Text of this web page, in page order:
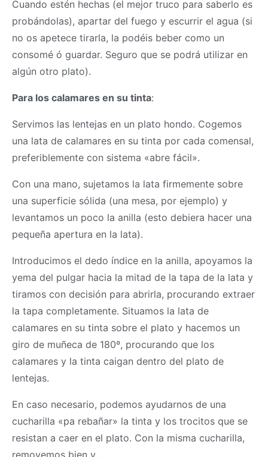
Cuando estén hechas (el mejor truco para saberlo es
probándolas), apartar del fuego y escurrir el agua (si
no os apetece tirarla, la podéis beber como un
consomé ó guardar. Seguro que se podrá utilizar en
algún otro plato).
Para los calamares en su tinta:
Servimos las lentejas en un plato hondo. Cogemos
una lata de calamares en su tinta por cada comensal,
preferiblemente con sistema «abre fácil».
Con una mano, sujetamos la lata firmemente sobre
una superficie sólida (una mesa, por ejemplo) y
levantamos un poco la anilla (esto debiera hacer una
pequeña apertura en la lata).
Introducimos el dedo índice en la anilla, apoyamos la
yema del pulgar hacia la mitad de la tapa de la lata y
tiramos con decisión para abrirla, procurando extraer
la tapa completamente. Situamos la lata de
calamares en su tinta sobre el plato y hacemos un
giro de muñeca de 180º, procurando que los
calamares y la tinta caigan dentro del plato de
lentejas.
En caso necesario, podemos ayudarnos de una
cucharilla «pa rebañar» la tinta y los trocitos que se
resistan a caer en el plato. Con la misma cucharilla,
removemos bien y…